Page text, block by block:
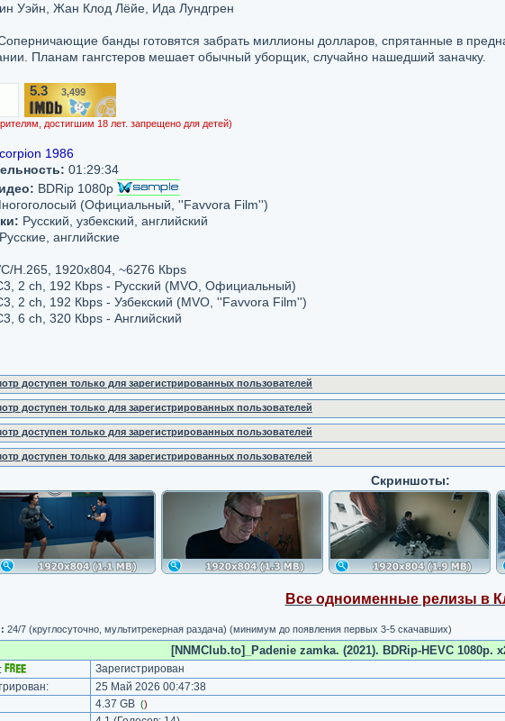
Уэйн, Жан Клод Лёйе, Ида Лундгрен
банды готовятся забрать миллионы долларов, спрятанные в
Планам гангстеров мешает обычный уборщик, случайно нашедший заначку.
5.3/10 3,499
достигшим 18 лет. запрещено для детей)
1986
01:29:34
BDRip 1080p
(Официальный, ''Favvora Film'')
Русский, узбекский, английский
Русские, английские
H.265, 1920x804, ~6276 Кbps
2 ch, 192 Кbps - Русский (MVO, Официальный)
2 ch, 192 Кbps - Узбекский (MVO, ''Favvora Film'')
6 ch, 320 Кbps - Английский
доступен только для зарегистрированных пользователей
доступен только для зарегистрированных пользователей
доступен только для зарегистрированных пользователей
доступен только для зарегистрированных пользователей
Скриншоты:
Все одноименные релизы в
24/7 (круглосуточно, мультитрекерная раздача) (минимум до появления первых 3-5 скачавших)
[NNMClub.to]_Padenie zamka. (2021). BDRip-HEVC 1080p.
Зарегистрирован
25 Май 2026 00:47:38
4.37 GB ()